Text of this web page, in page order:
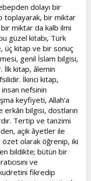
dolayı bir
toplayarak, bir miktar
miktar da kalb ilmi
güzel kitabı, Türk
üç kitap ve bir sonuç
genil İslam bilgisi,
İlk kitap, âlemin
İkinci kitap,
nefsinin
keyfiyeti, Allah'a
erkân bilgisi, dostların
Tertip ve tanzimi
açık âyetler ile
özet olarak öğrenip, iki
bildikte; bütün bir
ve
fikredip